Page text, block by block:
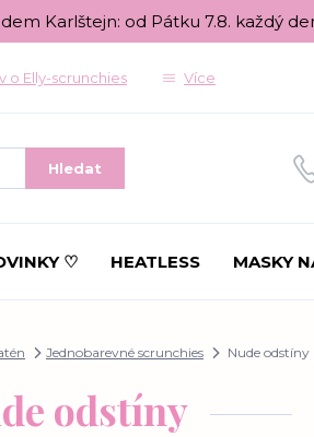
Karlštejn: od Pátku 7.8. každý
o Elly-scrunchies Více
Hledat
♡ HEATLESS MASKY
Jednobarevné scrunchies Nude odstíny
odstíny